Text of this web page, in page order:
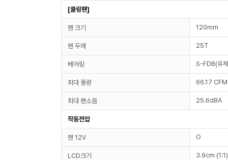
[쿨링팬]
팬 크기 120mm
팬 두께 25T
베어링 S-FDB(유
최대 풍량 66.17 CFM
최대 팬소음 25.6dBA
작동전압
팬 12V O
LCD크기 3.9cm (1:1)